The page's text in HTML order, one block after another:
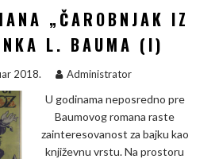
e
n
n
e
„ČAROBNJAK IZ
L. BAUMA (I)
2018. Administrator
U godinama neposredno pre
Baumovog romana raste
zainteresovanost za bajku kao
književnu vrstu. Na prostoru